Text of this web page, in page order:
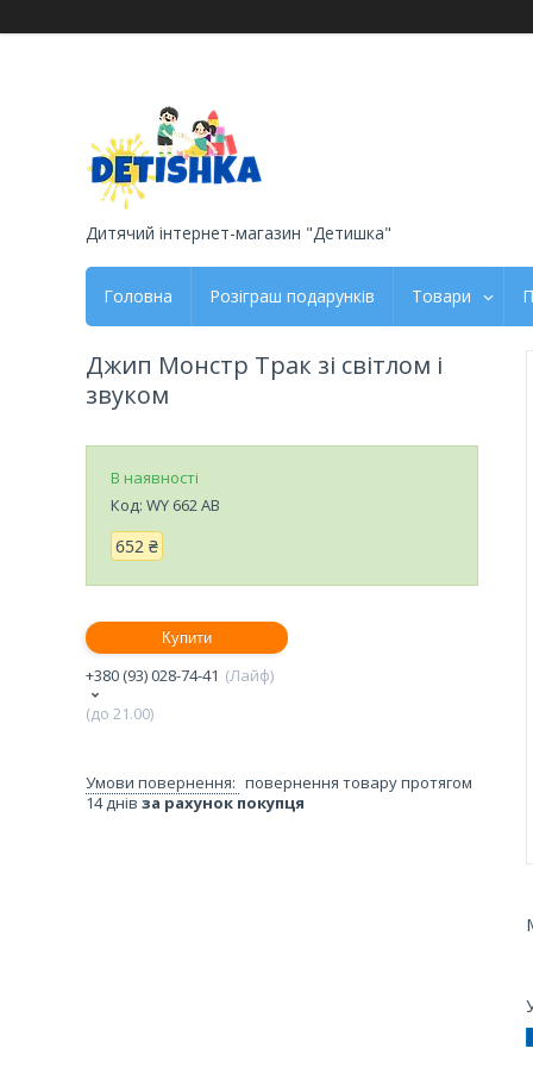
Дитячий інтернет-магазин "Детишка"
Головна Розіграш подарунків Товари
Джип Монстр Трак зі світлом і
звуком
В наявності
Код: WY 662 AB
652 ₴
Купити
+380 (93) 028-74-41
Лайф
(до 21.00)
повернення товару протягом
14 днів за рахунок покупця